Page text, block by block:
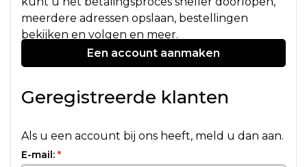
meerdere adressen opslaan, bestellingen
bekijken en volgen en meer.
Een account aanmaken
Geregistreerde klanten
Als u een account bij ons heeft, meld u dan aan.
E-mail: *